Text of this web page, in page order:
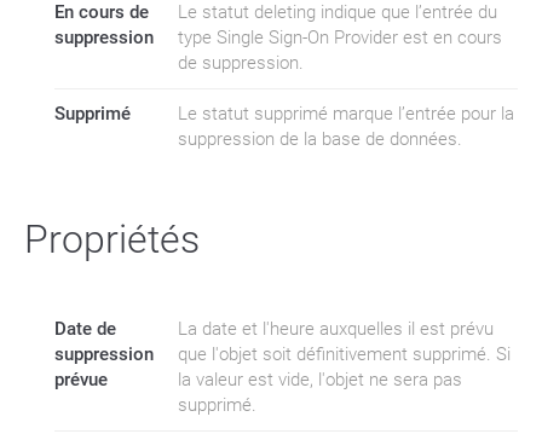
En cours de
suppression
Le statut deleting indique que l’entrée du
type Single Sign-On Provider est en cours
de suppression.
Supprimé
Le statut supprimé marque l’entrée pour la
suppression de la base de données.
Propriétés
Date de
suppression
prévue
La date et l'heure auxquelles il est prévu
que l'objet soit définitivement supprimé. Si
la valeur est vide, l'objet ne sera pas
supprimé.